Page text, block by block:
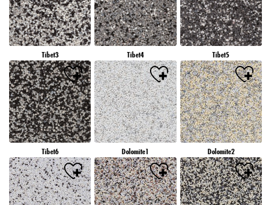
Tibet3 Tibet4 Tibet5
Tibet6 Dolomite1 Dolomite2